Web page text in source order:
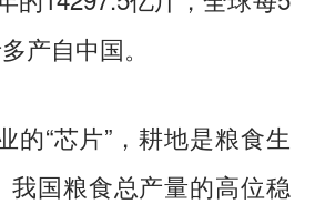
产自中国。
“芯片”，耕地是粮食生
我国粮食总产量的高位稳